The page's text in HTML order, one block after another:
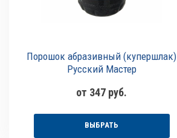
Порошок абразивный (купершлак)
Русский Мастер
от 347 руб.
ВЫБРАТЬ